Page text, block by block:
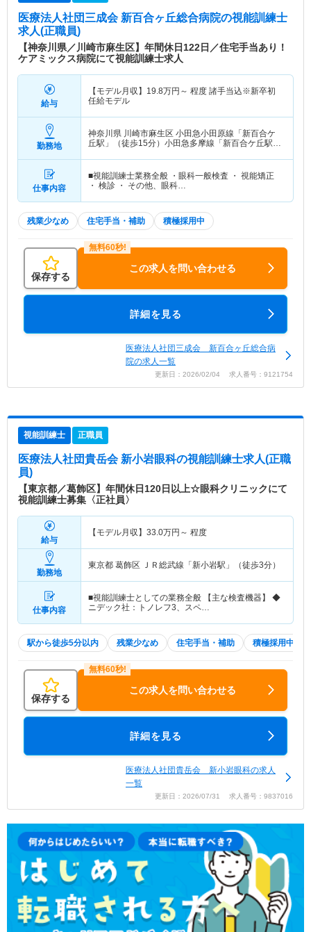
医療法人社団三成会 新百合ヶ丘総合病院の視能訓練士
求人(正職員)
【神奈川県／川崎市麻生区】年間休日122日／住宅手当あり！
ケアミックス病院にて視能訓練士求人
給与
【モデル月収】 19.8万円～ 程度 諸手当込※新卒初
任給モデル
勤務地
神奈川県 川崎市麻生区 小田急小田原線「新百合ケ
丘駅」（徒歩15分）小田急多摩線「新百合ケ丘駅」
仕事内容
■視能訓練士業務全般 ・眼科一般検査 ・ 視能矯正
・ 検診 ・ その他、眼科…
残業少なめ 住宅手当・補助 積極採用中
保存する
この求人を問い合わせる
詳細を見る
医療法人社団三成会 新百合ヶ丘総合病
院の求人一覧
更新日：2026/02/04 求人番号：9121754
視能訓練士 正職員
医療法人社団貴岳会 新小岩眼科の視能訓練士求人(正職
員)
【東京都／葛飾区】年間休日120日以上☆眼科クリニックにて
視能訓練士募集〈正社員〉
給与
【モデル月収】 33.0万円～ 程度
勤務地
東京都 葛飾区 ＪＲ総武線「新小岩駅」（徒歩3分）
仕事内容
■視能訓練士としての業務全般 【主な検査機器】 ◆
ニデック社：トノレフ3、スペ…
駅から徒歩5分以内 残業少なめ 住宅手当・補助 積極採用中
保存する
この求人を問い合わせる
詳細を見る
医療法人社団貴岳会 新小岩眼科の求人
一覧
更新日：2026/07/31 求人番号：9837016